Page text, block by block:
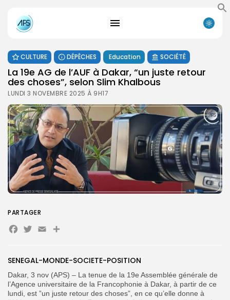
Search
FR
CULTURE DÉPÊCHES Education SOCIÉTÉ
La 19e AG de l’AUF à Dakar, “un juste retour
des choses”, selon Slim Khalbous
LUNDI 3 NOVEMBRE 2025 À 9H17
SENEGAL-MONDE-SOCIETE-POSITION
Dakar, 3 nov (APS) – La tenue de la 19e Assemblée générale de
l’Agence universitaire de la Francophonie à Dakar, à partir de ce
lundi, est ”un juste retour des choses”, en ce qu’elle donne à
PARTAGER
Facebook
Twitter
Email